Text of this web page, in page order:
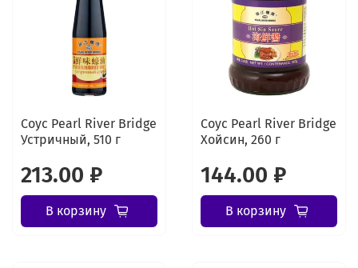
Соус Pearl River Bridge
Устричный, 510 г
213.00 ₽
В корзину
Соус Pearl River Bridge
Хойсин, 260 г
144.00 ₽
В корзину